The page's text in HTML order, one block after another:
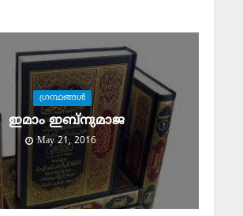
ഗ്രന്ഥങ്ങള്‍
ഇമാം ഇബ്‌നുമാജ
May 21, 2016